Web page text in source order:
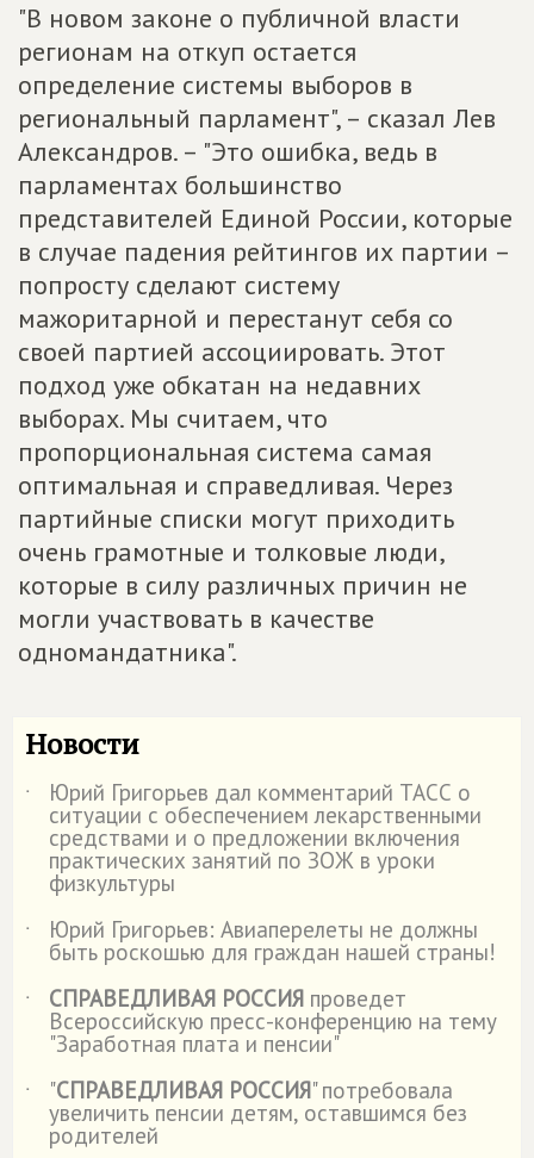
"В новом законе о публичной власти
регионам на откуп остается
определение системы выборов в
региональный парламент", – сказал Лев
Александров. – "Это ошибка, ведь в
парламентах большинство
представителей Единой России, которые
в случае падения рейтингов их партии –
попросту сделают систему
мажоритарной и перестанут себя со
своей партией ассоциировать. Этот
подход уже обкатан на недавних
выборах. Мы считаем, что
пропорциональная система самая
оптимальная и справедливая. Через
партийные списки могут приходить
очень грамотные и толковые люди,
которые в силу различных причин не
могли участвовать в качестве
одномандатника".
Новости
˙ Юрий Григорьев дал комментарий ТАСС о
ситуации с обеспечением лекарственными
средствами и о предложении включения
практических занятий по ЗОЖ в уроки
физкультуры
˙
Юрий Григорьев: Авиаперелеты не должны
быть роскошью для граждан нашей страны!
˙
СПРАВЕДЛИВАЯ РОССИЯ проведет
Всероссийскую пресс-конференцию на тему
"Заработная плата и пенсии"
˙
"СПРАВЕДЛИВАЯ РОССИЯ" потребовала
увеличить пенсии детям, оставшимся без
родителей